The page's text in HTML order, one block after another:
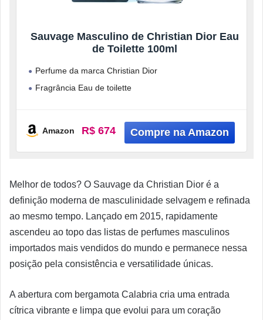
Sauvage Masculino de Christian Dior Eau
de Toilette 100ml
Perfume da marca Christian Dior
Fragrância Eau de toilette
100ml
Amazon R$ 674
Melhor de todos? O Sauvage da Christian Dior é a
definição moderna de masculinidade selvagem e refinada
ao mesmo tempo. Lançado em 2015, rapidamente
ascendeu ao topo das listas de perfumes masculinos
importados mais vendidos do mundo e permanece nessa
posição pela consistência e versatilidade únicas.
A abertura com bergamota Calabria cria uma entrada
cítrica vibrante e limpa que evolui para um coração